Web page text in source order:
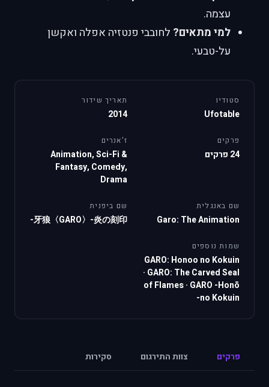
עצמה.
למי מתאים? לחובבי פנטזיה אפלה ואקשן
על-טבעי.
סטודיו
Ufotable
תאריך שידור
2014
פרקים
24 פרקים
ז'אנרים
Animation, Sci-Fi &
Fantasy, Comedy,
Drama
שם באנגלית
Garo: The Animation
שם ביפנית
牙狼〈GARO〉-炎の刻印-
שמות נוספים
GARO: Honoo no Kokuin
· GARO: The Carved Seal
of Flames· GARO -Honō
no Kokuin-
פרקים צוות התירגום סקירות